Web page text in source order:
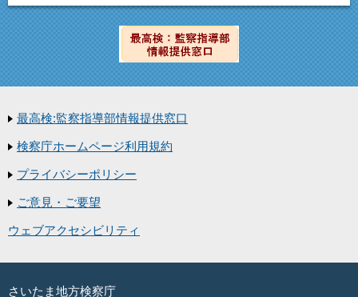
最高検:監察指導部情報提供窓口
検察庁ホームページ利用規約
プライバシーポリシー
ご意見・ご要望
ウェブアクセシビリティ
さいたま地方検察庁